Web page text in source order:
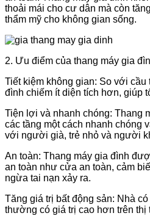
thoải mái cho cư dân mà còn
thẩm mỹ cho không gian sống.
2. Ưu điểm của thang máy gia
Tiết kiệm không gian: So với cầu
đình chiếm ít diện tích hơn, giúp
Tiện lợi và nhanh chóng: Thang
các tầng một cách nhanh chóng
với người già, trẻ nhỏ và người
An toàn: Thang máy gia đình
an toàn như cửa an toàn, cảm
ngừa tai nạn xảy ra.
Tăng giá trị bất động sản: Nhà
thường có giá trị cao hơn trên thị